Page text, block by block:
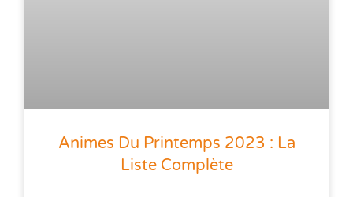
Animes Du Printemps 2023 : La
Liste Complète